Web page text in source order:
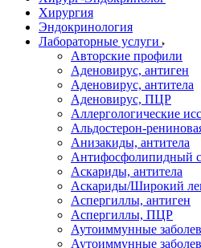
Хирургия
Эндокринология
Лабораторные услуги
Авторские профили
Аденовирус, антиген
Аденовирус, антитела
Аденовирус, ПЦР
Аллергологические
Альдостерон-
Анизакиды, антитела
Антифосфолипидный
Аскариды, антитела
Аскариды/Широкий
Аспергиллы, антиген
Аспергиллы, ПЦР
Аутоиммунные
Аутоиммунные